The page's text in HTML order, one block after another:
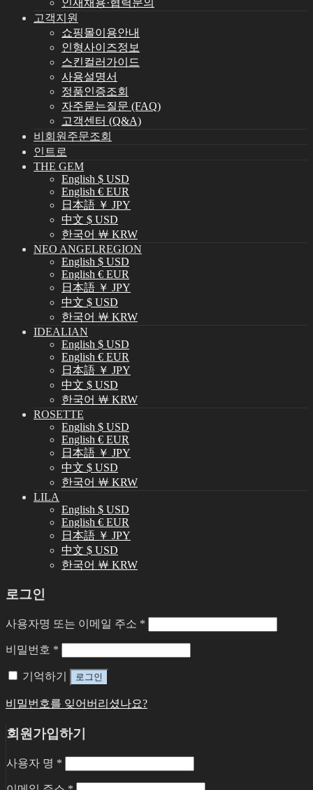
고객지원
쇼핑몰이용안내
인형사이즈정보
스킨컬러가이드
사용설명서
정품인증조회
자주묻는질문 (FAQ)
고객센터 (Q&A)
비회원주문조회
인트로
THE GEM
English $ USD
English € EUR
日本語 ￥ JPY
中文 $ USD
한국어 ￦ KRW
NEO ANGELREGION
English $ USD
English € EUR
日本語 ￥ JPY
中文 $ USD
한국어 ￦ KRW
IDEALIAN
English $ USD
English € EUR
日本語 ￥ JPY
中文 $ USD
한국어 ￦ KRW
ROSETTE
English $ USD
English € EUR
日本語 ￥ JPY
中文 $ USD
한국어 ￦ KRW
LILA
English $ USD
English € EUR
日本語 ￥ JPY
中文 $ USD
한국어 ￦ KRW
로그인
사용자명 또는 이메일 주소 *
비밀번호 *
기억하기 로그인
비밀번호를 잊어버리셨나요?
회원가입하기
사용자 명 *